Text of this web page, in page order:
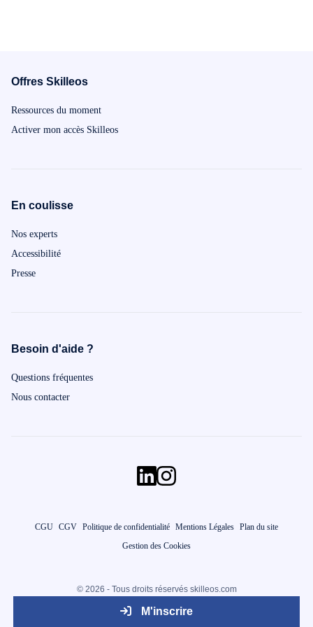
M'inscrire
Offres Skilleos
Ressources du moment
Activer mon accès Skilleos
En coulisse
Nos experts
Accessibilité
Presse
Besoin d'aide ?
Questions fréquentes
Nous contacter
CGU CGV Politique de confidentialité Mentions Légales Plan du site
Gestion des Cookies
© 2026 - Tous droits réservés skilleos.com